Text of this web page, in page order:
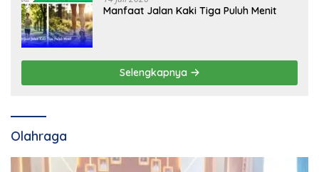
Manfaat Jalan Kaki Tiga Puluh Menit
Selengkapnya
Olahraga